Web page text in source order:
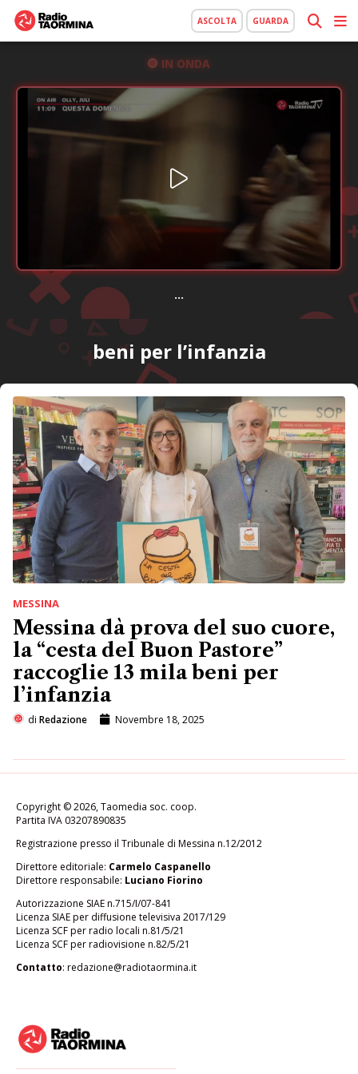
ASCOLTA GUARDA
IN ONDA
...
beni per l’infanzia
MESSINA
Messina dà prova del suo cuore,
la “cesta del Buon Pastore”
raccoglie 13 mila beni per
l’infanzia
di Redazione Novembre 18, 2025
Copyright © 2026, Taomedia soc. coop.
Partita IVA 03207890835
Registrazione presso il Tribunale di Messina n.12/2012
Direttore editoriale: Carmelo Caspanello
Direttore responsabile: Luciano Fiorino
Autorizzazione SIAE n.715/I/07-841
Licenza SIAE per diffusione televisiva 2017/129
Licenza SCF per radio locali n.81/5/21
Licenza SCF per radiovisione n.82/5/21
Contatto: redazione@radiotaormina.it